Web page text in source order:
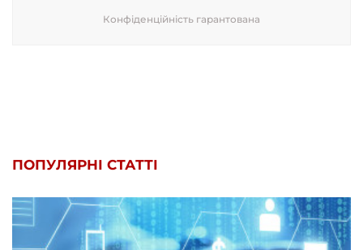
Конфіденційність гарантована
ПОПУЛЯРНІ СТАТТІ